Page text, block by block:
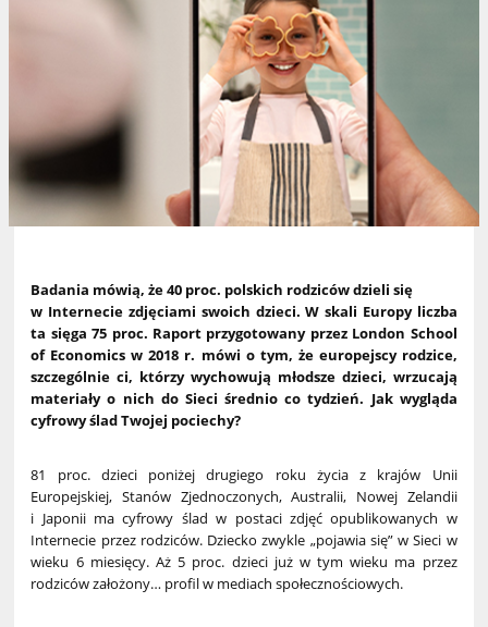
Badania mówią, że 40 proc. polskich rodziców dzieli się
w Internecie zdjęciami swoich dzieci. W skali Europy liczba
ta sięga 75 proc. Raport przygotowany przez London School
of Economics w 2018 r. mówi o tym, że europejscy rodzice,
szczególnie ci, którzy wychowują młodsze dzieci, wrzucają
materiały o nich do Sieci średnio co tydzień. Jak wygląda
cyfrowy ślad Twojej pociechy?
81 proc. dzieci poniżej drugiego roku życia z krajów Unii
Europejskiej, Stanów Zjednoczonych, Australii, Nowej Zelandii
i Japonii ma cyfrowy ślad w postaci zdjęć opublikowanych w
Internecie przez rodziców. Dziecko zwykle „pojawia się” w Sieci w
wieku 6 miesięcy. Aż 5 proc. dzieci już w tym wieku ma przez
rodziców założony… profil w mediach społecznościowych.